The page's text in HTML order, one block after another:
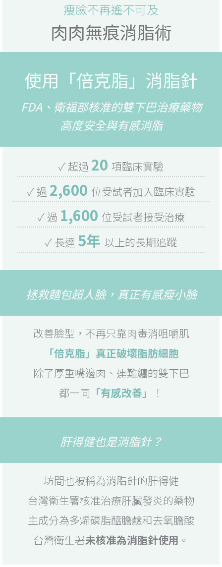
瘦臉不再遙不可及
肉肉無痕消脂術
使用「倍克脂」消脂針
FDA、衛福部核准的雙下巴治療藥物
高度安全與有感消脂
✓ 超過 20 項臨床實驗
✓ 過 2,600 位受試者加入臨床實驗
✓ 過 1,600 位受試者接受治療
✓ 長達 5年 以上的長期追蹤
拯救麵包超人臉，真正有感瘦小臉
改善臉型，不再只靠肉毒消咀嚼肌
「倍克脂」真正破壞脂肪細胞
除了厚重嘴邊肉、連難纏的雙下巴
都一同 「有感改善」 ！
肝得健也是消脂針？
坊間也被稱為消脂針的肝得健
台灣衛生署核准治療肝臟發炎的藥物
主成分為多烯磷脂醯膽鹼和去氧膽酸
台灣衛生署未核准為消脂針使用 。